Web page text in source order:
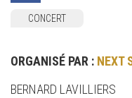
CONCERT
ORGANISÉ PAR : NEXT
BERNARD LAVILLIERS